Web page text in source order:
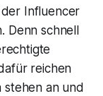
Influencer
schnell
reichen
stehen an und